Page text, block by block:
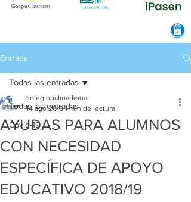
Entrada
Todas las entradas
Covid-19
Todas las entradas
AYUDAS PARA ALUMNOS
CON NECESIDAD
ESPECÍFICA DE APOYO
EDUCATIVO 2018/19
colegiopalmademall
14 ago 2018 1 min de lectura